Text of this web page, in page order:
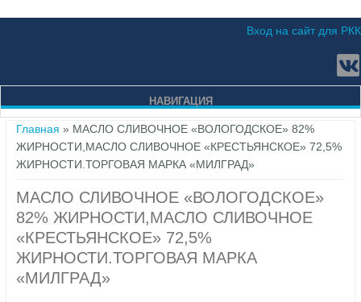
Вход на сайт для РКК
НАВИГАЦИЯ
Вы здесь
Главная » МАСЛО СЛИВОЧНОЕ «ВОЛОГОДСКОЕ» 82%
ЖИРНОСТИ,МАСЛО СЛИВОЧНОЕ «КРЕСТЬЯНСКОЕ» 72,5%
ЖИРНОСТИ.ТОРГОВАЯ МАРКА «МИЛГРАД»
МАСЛО СЛИВОЧНОЕ «ВОЛОГОДСКОЕ»
82% ЖИРНОСТИ,МАСЛО СЛИВОЧНОЕ
«КРЕСТЬЯНСКОЕ» 72,5%
ЖИРНОСТИ.ТОРГОВАЯ МАРКА
«МИЛГРАД»